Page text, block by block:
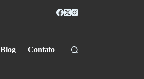
Blog Contato